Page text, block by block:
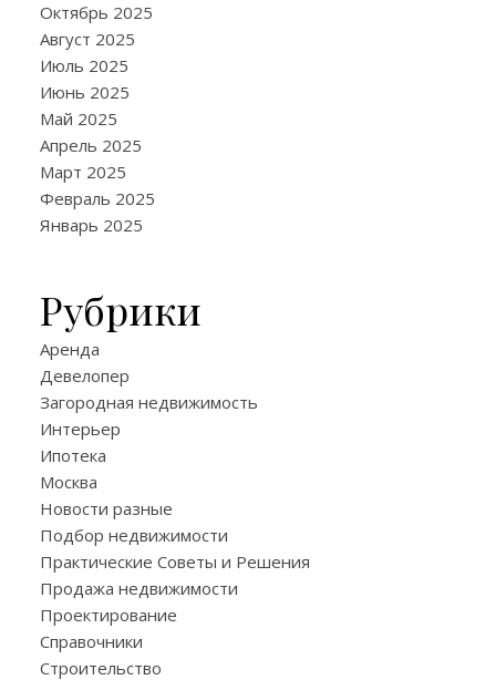
Октябрь 2025
Август 2025
Июль 2025
Июнь 2025
Май 2025
Апрель 2025
Март 2025
Февраль 2025
Январь 2025
Рубрики
Аренда
Девелопер
Загородная недвижимость
Интерьер
Ипотека
Москва
Новости разные
Подбор недвижимости
Практические Советы и Решения
Продажа недвижимости
Проектирование
Справочники
Строительство